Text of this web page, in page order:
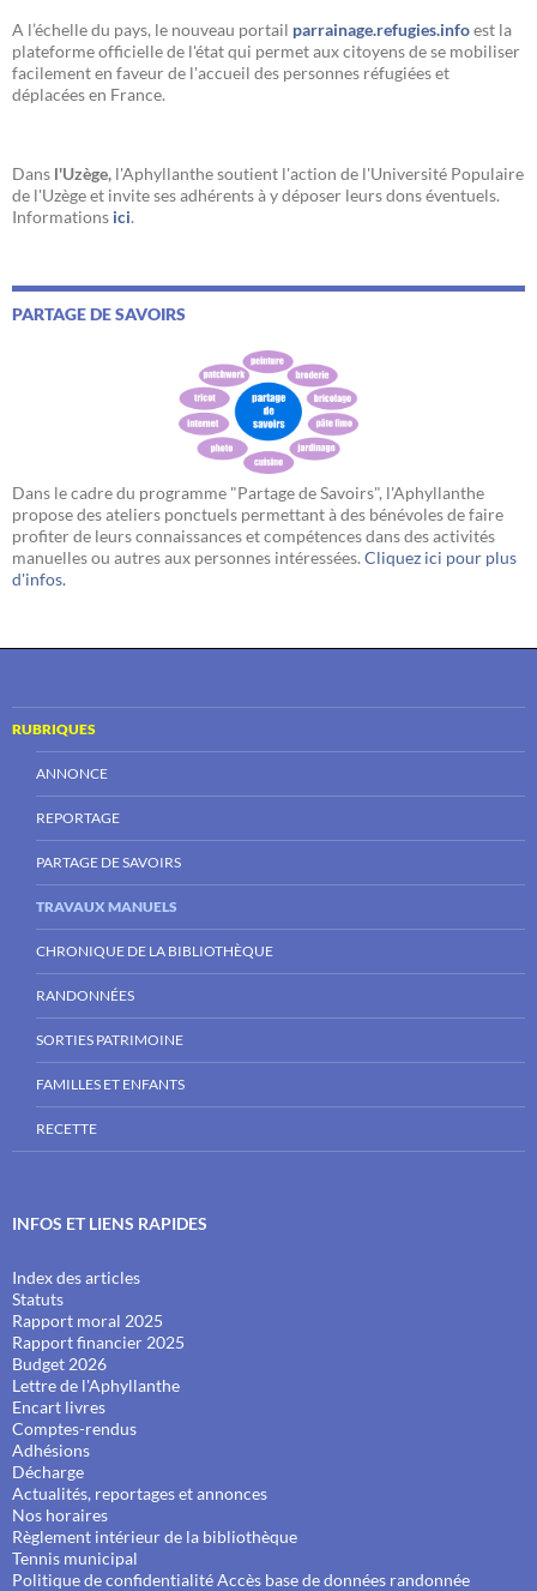
A l’échelle du pays, le nouveau portail parrainage.refugies.infoest la
plateforme officielle de l'état qui permet aux citoyens de se mobiliser
facilement en faveur de l'accueil des personnes réfugiées et
déplacées en France.
Dans l'Uzège, l'Aphyllanthe soutient l'action de l'Université Populaire
de l'Uzège et invite ses adhérents à y déposer leurs dons éventuels.
Informations ici.
PARTAGE DE SAVOIRS
Dans le cadre du programme "Partage de Savoirs", l'Aphyllanthe
propose des ateliers ponctuels permettant à des bénévoles de faire
profiter de leurs connaissances et compétences dans des activités
manuelles ou autres aux personnes intéressées. Cliquez ici pour plus
d'infos.
RUBRIQUES
ANNONCE
REPORTAGE
PARTAGE DE SAVOIRS
TRAVAUX MANUELS
CHRONIQUE DE LA BIBLIOTHÈQUE
RANDONNÉES
SORTIES PATRIMOINE
FAMILLES ET ENFANTS
RECETTE
INFOS ET LIENS RAPIDES
Index des articles
Statuts
Rapport moral 2025
Rapport financier 2025
Budget 2026
Lettre de l'Aphyllanthe
Encart livres
Comptes-rendus
Adhésions
Décharge
Actualités, reportages et annonces
Nos horaires
Règlement intérieur de la bibliothèque
Tennis municipal
Politique de confidentialitéAccès base de données randonnée